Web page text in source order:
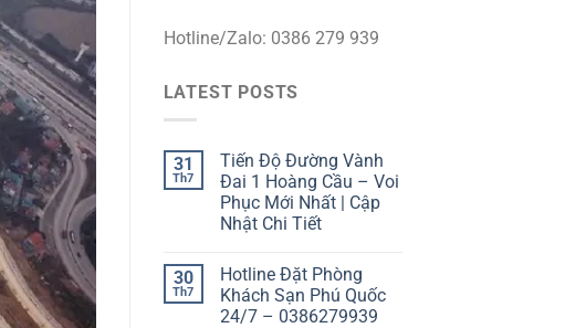
Hotline/Zalo: 0386 279 939
LATEST POSTS
31
Th7
Tiến Độ Đường Vành
Đai 1 Hoàng Cầu – Voi
Phục Mới Nhất | Cập
Nhật Chi Tiết
30
Th7
Hotline Đặt Phòng
Khách Sạn Phú Quốc
24/7 – 0386279939